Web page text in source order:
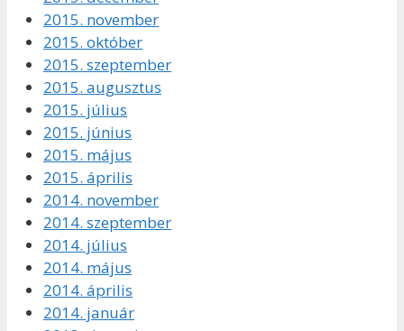
2015. november
2015. október
2015. szeptember
2015. augusztus
2015. július
2015. június
2015. május
2015. április
2014. november
2014. szeptember
2014. július
2014. május
2014. április
2014. január